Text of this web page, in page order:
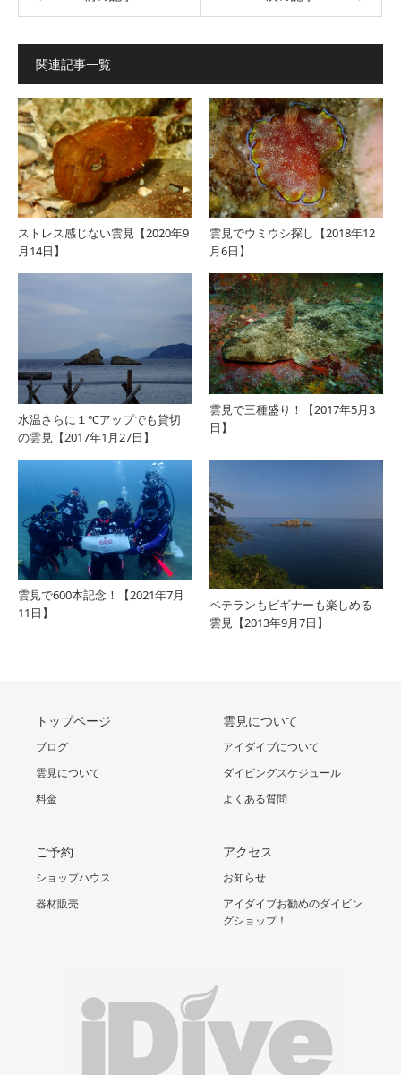
関連記事一覧
ストレス感じない雲見【2020年9
月14日】
雲見でウミウシ探し【2018年12
月6日】
水温さらに１℃アップでも貸切
の雲見【2017年1月27日】
雲見で三種盛り！【2017年5月3
日】
雲見で600本記念！【2021年7月
11日】
ベテランもビギナーも楽しめる
雲見【2013年9月7日】
トップページ
ブログ
雲見について
料金
雲見について
アイダイブについて
ダイビングスケジュール
よくある質問
ご予約
ショップハウス
器材販売
アクセス
お知らせ
アイダイブお勧めのダイビン
グショップ！